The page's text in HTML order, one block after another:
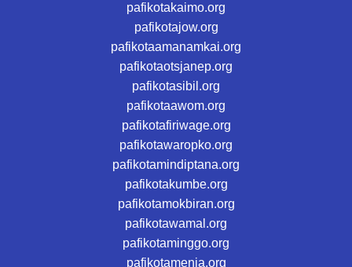
pafikotakaimo.org
pafikotajow.org
pafikotaamanamkai.org
pafikotaotsjanep.org
pafikotasibil.org
pafikotaawom.org
pafikotafiriwage.org
pafikotawaropko.org
pafikotamindiptana.org
pafikotakumbe.org
pafikotamokbiran.org
pafikotawamal.org
pafikotaminggo.org
pafikotamenja.org